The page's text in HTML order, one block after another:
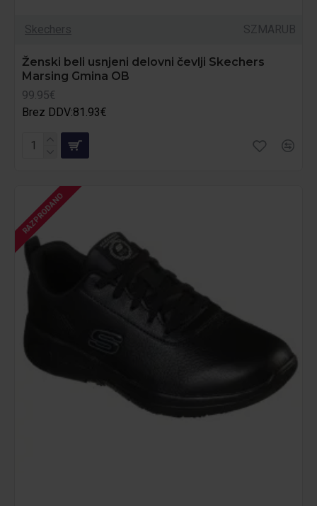
Skechers SZMARUB
Ženski beli usnjeni delovni čevlji Skechers
Marsing Gmina OB
99.95€
Brez DDV:81.93€
RAZPRODANO